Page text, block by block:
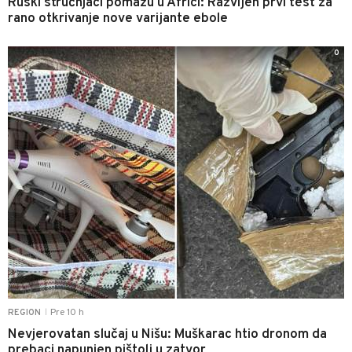
rano otkrivanje nove varijante ebole
REGION Pre 10 h
Nevjerovatan slučaj u Nišu: Muškarac htio dronom da
0